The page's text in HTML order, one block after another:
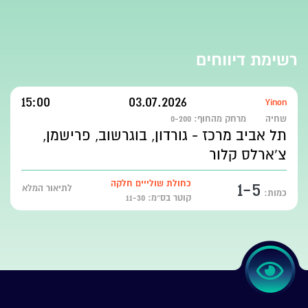
רשימת דיווחים
Yinon
03.07.2026
15:00
שחיה מרחק מהחוף: 0-200
תל אביב מרכז - גורדון, בוגרשוב, פרישמן,
צ'ארלס קלור
כמות: 1-5
כחולת שולייים חלקה
קוטר בס״מ: 11-30
לתיאור המלא